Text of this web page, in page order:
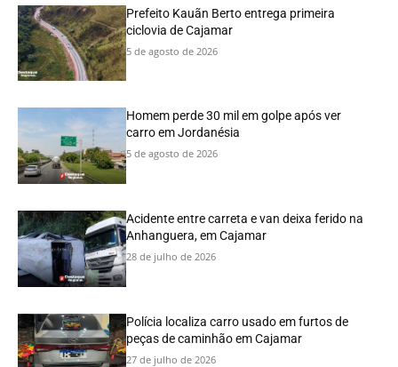
Prefeito Kauãn Berto entrega primeira
ciclovia de Cajamar
5 de agosto de 2026
Homem perde 30 mil em golpe após ver
carro em Jordanésia
5 de agosto de 2026
Acidente entre carreta e van deixa ferido na
Anhanguera, em Cajamar
28 de julho de 2026
Polícia localiza carro usado em furtos de
peças de caminhão em Cajamar
27 de julho de 2026